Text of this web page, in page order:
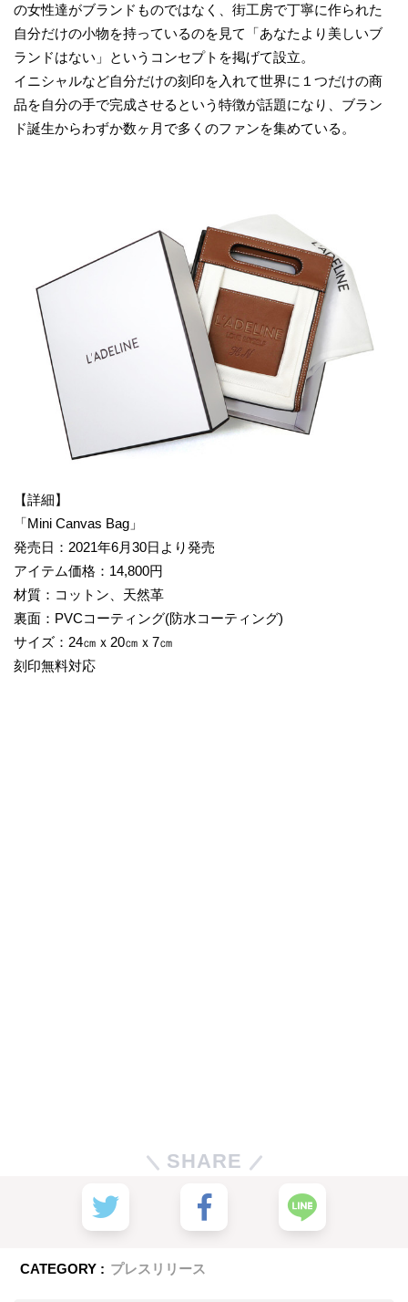
の女性達がブランドものではなく、街工房で丁寧に作られた
自分だけの小物を持っているのを見て「あなたより美しいブ
ランドはない」というコンセプトを掲げて設立。
イニシャルなど自分だけの刻印を入れて世界に１つだけの商
品を自分の手で完成させるという特徴が話題になり、ブラン
ド誕生からわずか数ヶ月で多くのファンを集めている。
【詳細】
「Mini Canvas Bag」
発売日：2021年6月30日より発売
アイテム価格：14,800円
材質：コットン、天然革
裏面：PVCコーティング(防水コーティング)
サイズ：24㎝ｘ20㎝ｘ7㎝
刻印無料対応
SHARE
CATEGORY : プレスリリース